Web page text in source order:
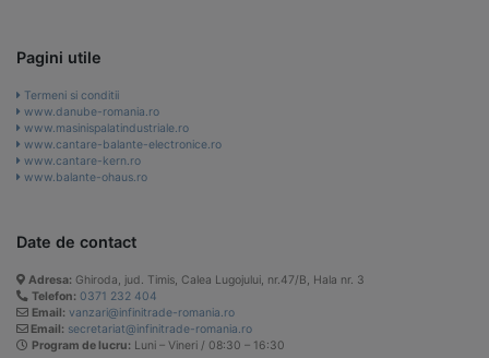
Pagini utile
Termeni si conditii
www.danube-romania.ro
www.masinispalatindustriale.ro
www.cantare-balante-electronice.ro
www.cantare-kern.ro
www.balante-ohaus.ro
Date de contact
Adresa: Ghiroda, jud. Timis, Calea Lugojului, nr.47/B, Hala nr. 3
Telefon: 0371 232 404
Email: vanzari@infinitrade-romania.ro
Email: secretariat@infinitrade-romania.ro
Program de lucru: Luni – Vineri / 08:30 – 16:30